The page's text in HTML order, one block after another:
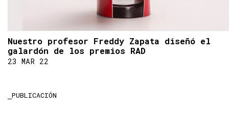
Nuestro profesor Freddy Zapata diseñó el
galardón de los premios RAD
23 MAR 22
PUBLICACIÓN